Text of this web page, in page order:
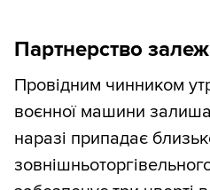
Партнерство
Провідним чинником
воєнної машини
наразі припадає